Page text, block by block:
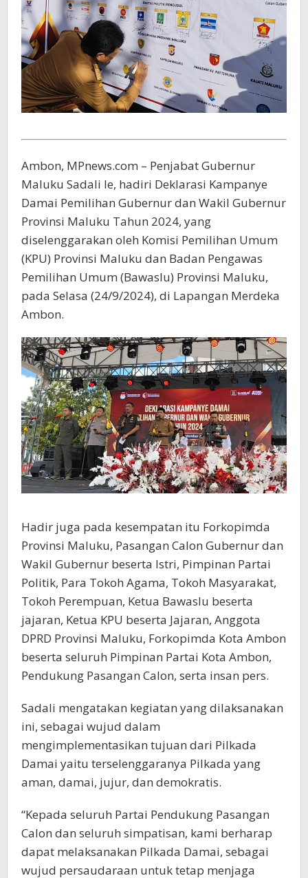
Ambon, MPnews.com – Penjabat Gubernur
Maluku Sadali Ie, hadiri Deklarasi Kampanye
Damai Pemilihan Gubernur dan Wakil Gubernur
Provinsi Maluku Tahun 2024, yang
diselenggarakan oleh Komisi Pemilihan Umum
(KPU) Provinsi Maluku dan Badan Pengawas
Pemilihan Umum (Bawaslu) Provinsi Maluku,
pada Selasa (24/9/2024), di Lapangan Merdeka
Ambon.
Hadir juga pada kesempatan itu Forkopimda
Provinsi Maluku, Pasangan Calon Gubernur dan
Wakil Gubernur beserta Istri, Pimpinan Partai
Politik, Para Tokoh Agama, Tokoh Masyarakat,
Tokoh Perempuan, Ketua Bawaslu beserta
jajaran, Ketua KPU beserta Jajaran, Anggota
DPRD Provinsi Maluku, Forkopimda Kota Ambon
beserta seluruh Pimpinan Partai Kota Ambon,
Pendukung Pasangan Calon, serta insan pers.
Sadali mengatakan kegiatan yang dilaksanakan
ini, sebagai wujud dalam
mengimplementasikan tujuan dari Pilkada
Damai yaitu terselenggaranya Pilkada yang
aman, damai, jujur, dan demokratis.
“Kepada seluruh Partai Pendukung Pasangan
Calon dan seluruh simpatisan, kami berharap
dapat melaksanakan Pilkada Damai, sebagai
wujud persaudaraan untuk tetap menjaga